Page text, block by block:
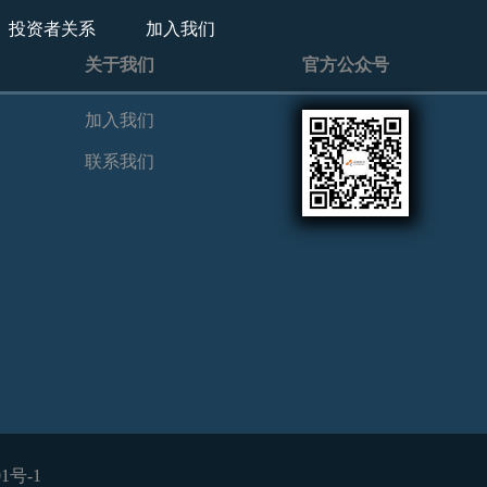
投资者关系
加入我们
关于我们
加入我们
联系我们
官方公众号
号-1